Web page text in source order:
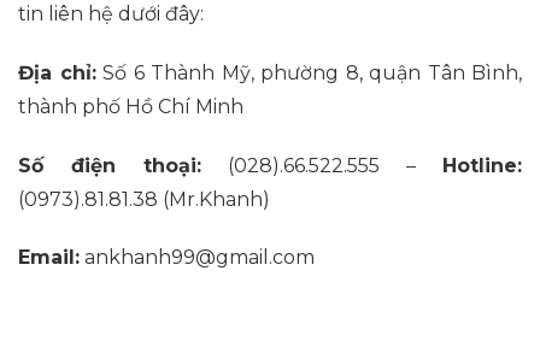
tin liên hệ dưới đây:
Địa chỉ: Số 6 Thành Mỹ, phường 8, quận Tân Bình,
thành phố Hồ Chí Minh
Số điện thoại: (028).66.522.555 – Hotline:
(0973).81.81.38 (Mr.Khanh)
Email: ankhanh99@gmail.com